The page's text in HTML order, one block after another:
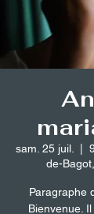
sam. 25 juil.
de-
Paragraphe
Bienvenue.